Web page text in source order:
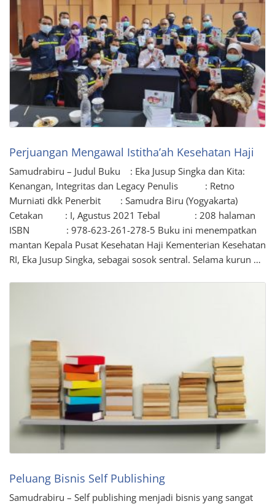
Perjuangan Mengawal Istitha’ah Kesehatan Haji
Samudrabiru – Judul Buku : Eka Jusup Singka dan Kita:
Kenangan, Integritas dan Legacy Penulis : Retno
Murniati dkk Penerbit : Samudra Biru (Yogyakarta)
Cetakan : I, Agustus 2021 Tebal : 208 halaman
ISBN : 978-623-261-278-5 Buku ini menempatkan
mantan Kepala Pusat Kesehatan Haji Kementerian Kesehatan
RI, Eka Jusup Singka, sebagai sosok sentral. Selama kurun …
Peluang Bisnis Self Publishing
Samudrabiru – Self publishing menjadi bisnis yang sangat